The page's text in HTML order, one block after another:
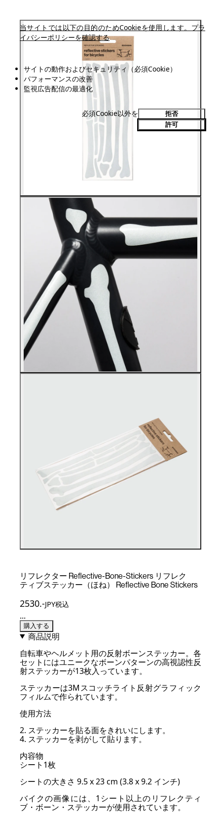
当サイトでは以下の目的のためCookieを使用します。 プラ
イバシーポリシーを確認する
サイトの動作およびセキュリティ（必須Cookie）
パフォーマンスの改善
監視広告配信の最適化
必須Cookie以外を
拒否
許可
リフレクター Reflective-Bone-Stickers リフレク
ティブステッカー（ほね） Reflective Bone Stickers
2530.-JPY税込
...
購入する
商品説明
自転車やヘルメット用の反射ボーンステッカー。各
セットにはユニークなボーンパターンの高視認性反
射ステッカーが13枚入っています。
ステッカーは3Mスコッチライト反射グラフィック
フィルムで作られています。
使用方法
2. ステッカーを貼る面をきれいにします。
4. ステッカーを剥がして貼ります。
内容物
シート1枚
シートの大きさ 9.5 x 23 cm (3.8 x 9.2 インチ)
バイクの画像には、1シート以上のリフレクティ
ブ・ボーン・ステッカーが使用されています。